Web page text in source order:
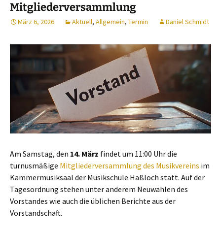
Mitgliederversammlung
März 6, 2026 Aktuell, Allgemein, Termin Daniel Schmidt
Am Samstag, den 14. März findet um 11:00 Uhr die
turnusmäßige Mitgliederversammlung des Musikvereins im
Kammermusiksaal der Musikschule Haßloch statt. Auf der
Tagesordnung stehen unter anderem Neuwahlen des
Vorstandes wie auch die üblichen Berichte aus der
Vorstandschaft.